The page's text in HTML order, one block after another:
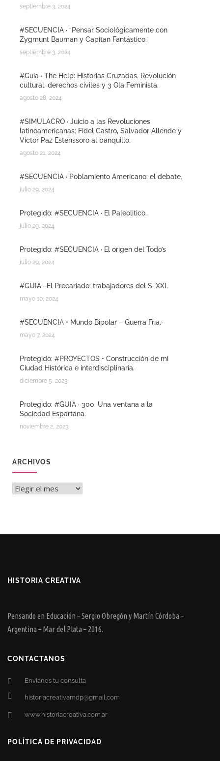
septiembre 3, 2024
#SECUENCIA · “Pensar Sociológicamente con
Zygmunt Bauman y Capitan Fantástico.”
septiembre 3, 2024
#Guia · The Help: Historias Cruzadas. Revolución
cultural, derechos civiles y 3 Ola Feminista.
agosto 28, 2024
#SIMULACRO · Juicio a las Revoluciones
latinoamericanas: Fidel Castro, Salvador Allende y
Victor Paz Estenssoro al banquillo.
agosto 21, 2024
#SECUENCIA · Poblamiento Americano: el debate.
julio 29, 2024
Protegido: #SECUENCIA · El Paleolitico.
julio 29, 2024
Protegido: #SECUENCIA · El origen del Todo’s
julio 29, 2024
#GUIA · El Precariado: trabajadores del S. XXI.
mayo 10, 2024
#SECUENCIA • Mundo Bipolar – Guerra Fria.-
mayo 7, 2024
Protegido: #PROYECTOS • Construcción de mi
Ciudad Histórica e interdisciplinaria.
diciembre 5, 2023
Protegido: #GUIA · 300: Una ventana a la
Sociedad Espartana.
noviembre 2, 2023
ARCHIVOS
Archivos
HISTORIA CREATIVA
Pensando en Educación – Sergio Obregón y Martín Córdoba –
Argentina – Mar del Plata – 2016.
CONTACTANOS
Envianos tu consulta
historiacreativamdp@gmail.com
www.historiacreativa.com.ar
POLÍTICA DE PRIVACIDAD